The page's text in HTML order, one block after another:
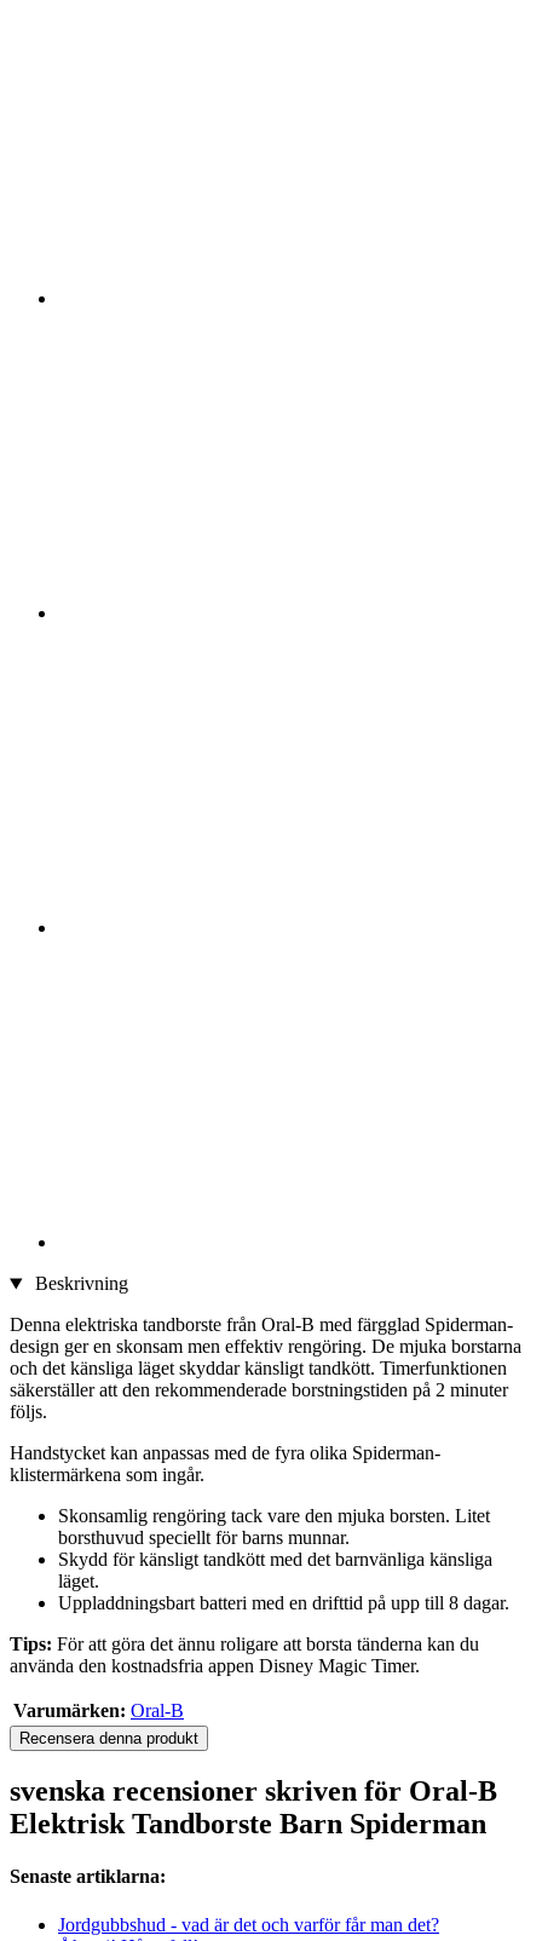
Beskrivning
Denna elektriska tandborste från Oral-B med färgglad Spiderman-
design ger en skonsam men effektiv rengöring. De mjuka borstarna
och det känsliga läget skyddar känsligt tandkött. Timerfunktionen
säkerställer att den rekommenderade borstningstiden på 2 minuter
följs.
Handstycket kan anpassas med de fyra olika Spiderman-
klistermärkena som ingår.
Skonsamlig rengöring tack vare den mjuka borsten. Litet
borsthuvud speciellt för barns munnar.
Skydd för känsligt tandkött med det barnvänliga känsliga
läget.
Uppladdningsbart batteri med en drifttid på upp till 8 dagar.
Tips: För att göra det ännu roligare att borsta tänderna kan du
använda den kostnadsfria appen Disney Magic Timer.
Varumärken: Oral-B
Recensera denna produkt
svenska recensioner skriven för Oral-B
Elektrisk Tandborste Barn Spiderman
Senaste artiklarna:
Jordgubbshud - vad är det och varför får man det?